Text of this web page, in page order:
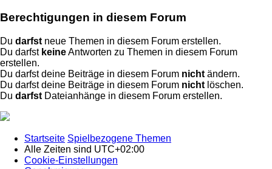
Berechtigungen in diesem Forum
Du darfst neue Themen in diesem Forum erstellen.
Du darfst keineAntworten zu Themen in diesem Forum
erstellen.
Du darfst deine Beiträge in diesem Forum nicht ändern.
Du darfst deine Beiträge in diesem Forum nicht löschen.
Du darfst Dateianhänge in diesem Forum erstellen.
Startseite Spielbezogene Themen
Alle Zeiten sind UTC+02:00
Cookie-Einstellungen